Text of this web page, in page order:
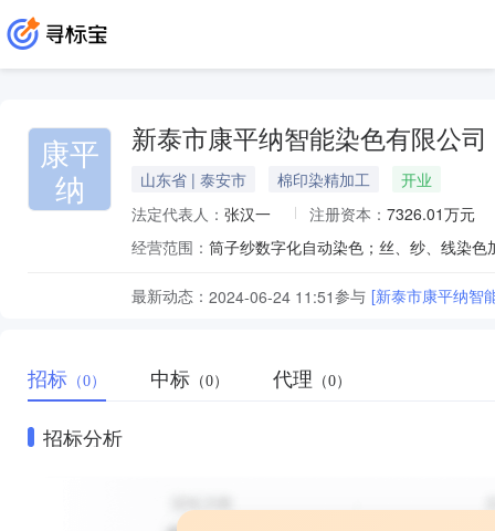
康平
纳
新泰市康平纳智能染色有限公司
山东省 | 泰安市 棉印染精加工
开业
法定代表人： 张汉一 注册资本： 7326.01万元
经营范围：
最新动态： 2024-06-24 11:51参与 [新泰市康平纳智
招标 （0） 中标 （0） 代理 （0）
招标分析